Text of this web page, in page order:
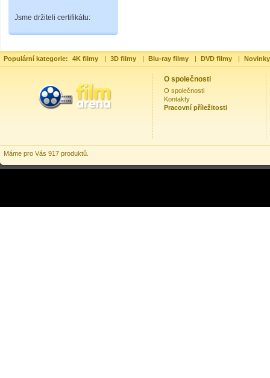
Jsme držiteli certifikátu:
Populární kategorie: 4K filmy | 3D filmy | Blu-ray filmy | DVD filmy |
O společnosti
O společnosti
Kontakty
Pracovní příležitosti
Máme pro Vás 917 produktů.